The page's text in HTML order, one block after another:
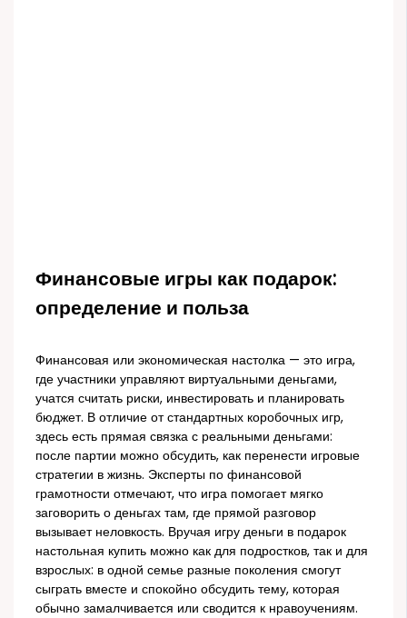
Финансовые игры как подарок:
определение и польза
Финансовая или экономическая настолка — это игра,
где участники управляют виртуальными деньгами,
учатся считать риски, инвестировать и планировать
бюджет. В отличие от стандартных коробочных игр,
здесь есть прямая связка с реальными деньгами:
после партии можно обсудить, как перенести игровые
стратегии в жизнь. Эксперты по финансовой
грамотности отмечают, что игра помогает мягко
заговорить о деньгах там, где прямой разговор
вызывает неловкость. Вручая игру деньги в подарок
настольная купить можно как для подростков, так и для
взрослых: в одной семье разные поколения смогут
сыграть вместе и спокойно обсудить тему, которая
обычно замалчивается или сводится к нравоучениям.